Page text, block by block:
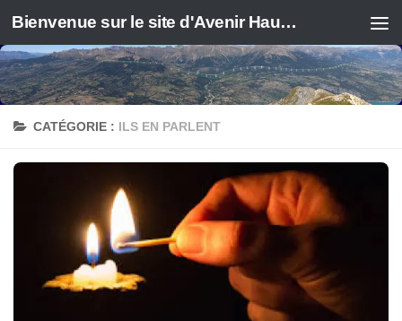
Bienvenue sur le site d'Avenir Haute Durance
CATÉGORIE : ILS EN PARLENT